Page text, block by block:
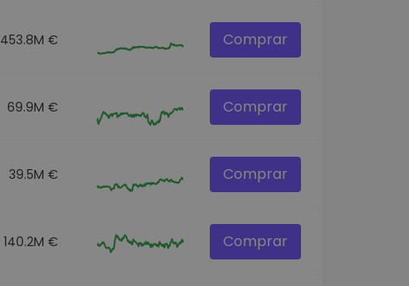
453.8M € Comprar
69.9M € Comprar
39.5M € Comprar
140.2M € Comprar